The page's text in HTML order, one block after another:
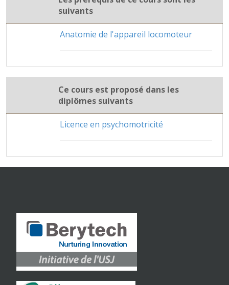
suivants
Anatomie de l'appareil locomoteur
Ce cours est proposé dans les
diplômes suivants
Licence en psychomotricité